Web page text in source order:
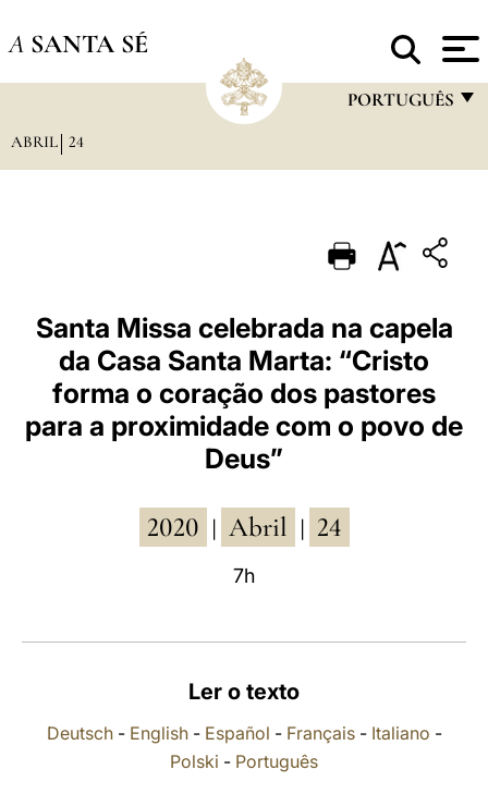
A SANTA SÉ
PORTUGUÊS
PORTUGUÊS
DEUTSCH
POLSKI
العربيّة
ABRIL 24
Santa Missa celebrada na capela
da Casa Santa Marta: “Cristo
forma o coração dos pastores
para a proximidade com o povo de
Deus”
2020 Abril 24
7h
Ler o texto
Deutsch- English- Español - Français- Italiano -
Polski - Português